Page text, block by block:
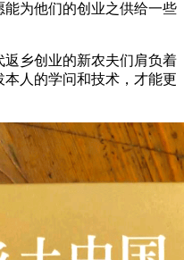
为他们的创业之供给一些
乡创业的新农夫们肩负着
人的学问和技术，才能更